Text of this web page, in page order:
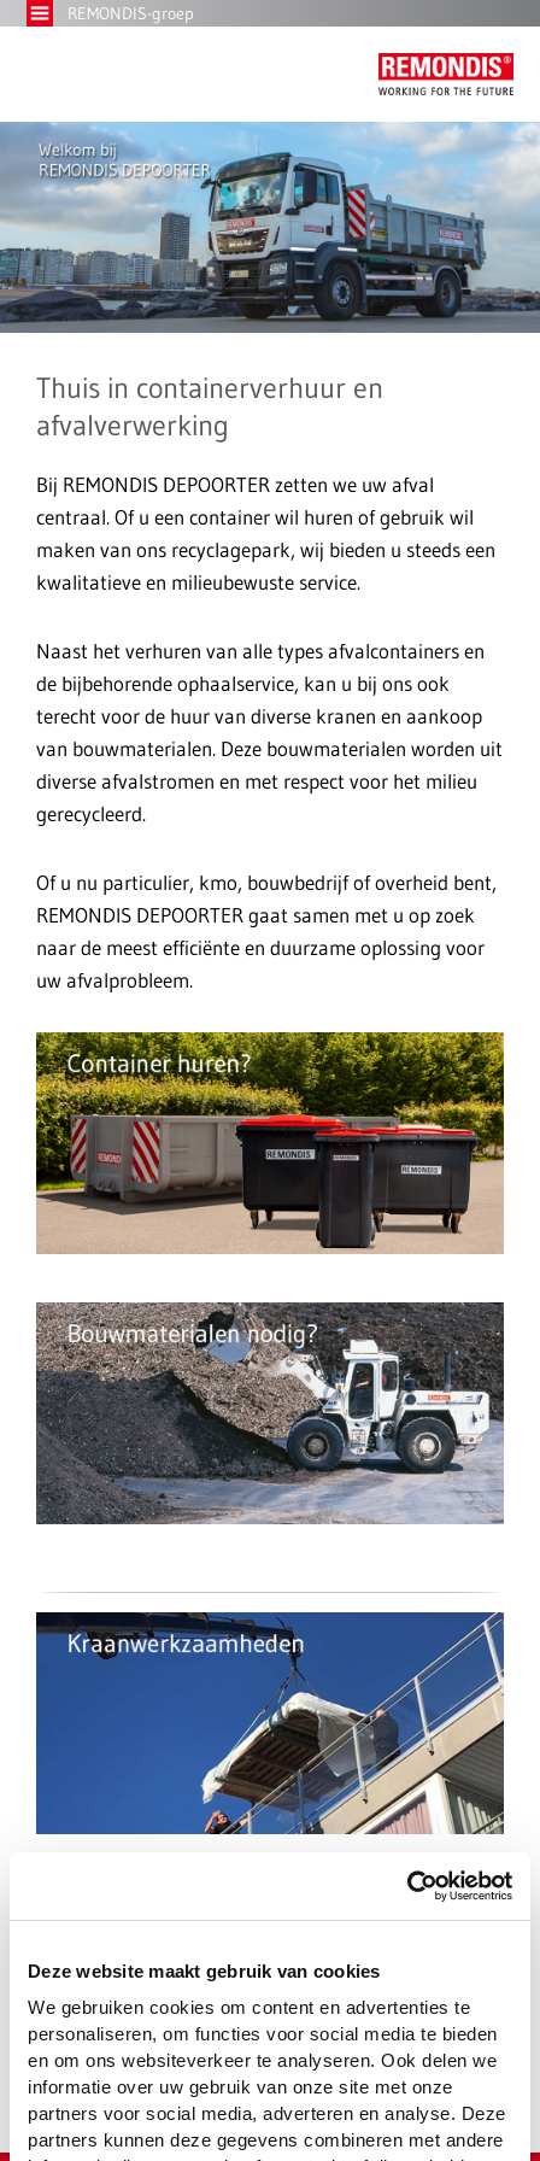
Deze website maakt gebruik van cookies
We gebruiken cookies om content en advertenties te
personaliseren, om functies voor social media te bieden
en om ons websiteverkeer te analyseren. Ook delen we
informatie over uw gebruik van onze site met onze
partners voor social media, adverteren en analyse. Deze
partners kunnen deze gegevens combineren met andere
REMONDIS-groep
Thuis in containerverhuur en
afvalverwerking
Bij REMONDIS DEPOORTER zetten we uw afval
centraal. Of u een container wil huren of gebruik wil
maken van ons recyclagepark, wij bieden u steeds een
kwalitatieve en milieubewuste service.
Naast het verhuren van alle types afvalcontainers en
de bijbehorende ophaalservice, kan u bij ons ook
terecht voor de huur van diverse kranen en aankoop
van bouwmaterialen. Deze bouwmaterialen worden uit
diverse afvalstromen en met respect voor het milieu
gerecycleerd.
Of u nu particulier, kmo, bouwbedrijf of overheid bent,
REMONDIS DEPOORTER gaat samen met u op zoek
naar de meest efficiënte en duurzame oplossing voor
uw afvalprobleem.